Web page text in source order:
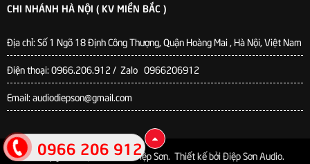
CHI NHÁNH HÀ NỘI ( KV MIỀN BẮC )
Địa chỉ: Số 1 Ngõ 18 Định Công Thượng, Quận Hoàng Mai , Hà Nội, Việt Nam
Điện thoại: 0966.206.912 / Zalo 0966206912
Email: audiodiepson@gmail.com
© Bản quyền thuộc về Audio Điệp Sơn. Thiết kế bởiĐiệp Sơn Audio.
0966 206 912